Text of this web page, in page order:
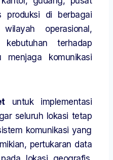
produksi di berbagai
operasional,
terhadap
komunikasi
untuk implementasi
seluruh lokasi tetap
komunikasi yang
pertukaran data